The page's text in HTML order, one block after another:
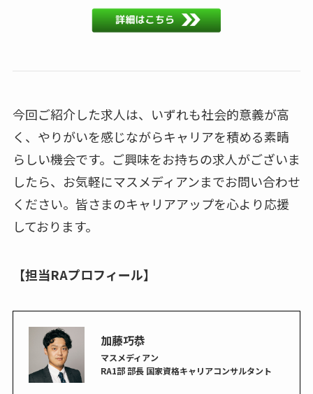
今回ご紹介した求人は、いずれも社会的意義が高
く、やりがいを感じながらキャリアを積める素晴
らしい機会です。ご興味をお持ちの求人がございま
したら、お気軽にマスメディアンまでお問い合わせ
ください。皆さまのキャリアアップを心より応援
しております。
【担当RAプロフィール】
加藤巧恭
マスメディアン
RA1部 部長 国家資格キャリアコンサルタント